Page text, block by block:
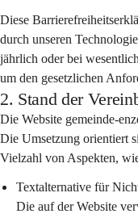
Diese
durch unseren
jährlich oder bei
um den gesetzlichen
2. Stand der
Die Website gemeinde-
Die Umsetzung orientiert
Vielzahl von Aspekten,
Textalternative für
Die auf der Website